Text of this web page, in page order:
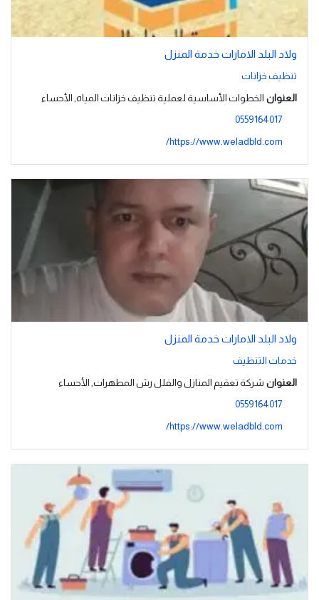
ولاد البلد الامارات خدمة المنزل
تنظيف خزانات
العنوان الخطوات الأساسية لعملية تنظيف خزانات المياه, الأحساء
0559164017
https://www.weladbld.com/
ولاد البلد الامارات خدمة المنزل
خدمات التنظيف
العنوان شركة تعقيم المنازل والفلل رش المطهرات, الأحساء
0559164017
https://www.weladbld.com/